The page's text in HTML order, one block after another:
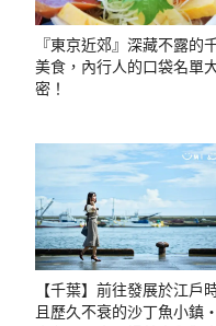
『東京近郊』深藏不露的
美食，內行人的口袋名單
密！
【千葉】前往發展於江戶
且歷久不衰的沙丁魚小鎮